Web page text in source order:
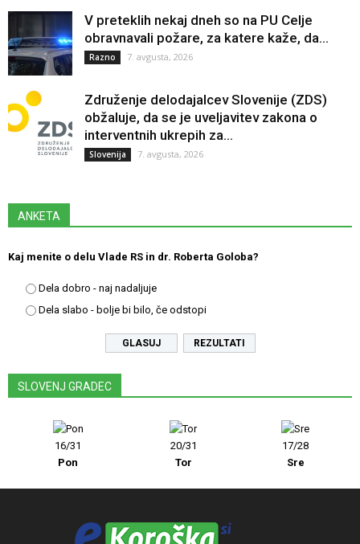
V preteklih nekaj dneh so na PU Celje
obravnavali požare, za katere kaže, da...
Razno 7. avgusta, 2026
Združenje delodajalcev Slovenije (ZDS)
obžaluje, da se je uveljavitev zakona o
interventnih ukrepih za...
Slovenija 7. avgusta, 2026
ANKETA
Kaj menite o delu Vlade RS in dr. Roberta Goloba?
Dela dobro - naj nadaljuje
Dela slabo - bolje bi bilo, če odstopi
REZULTATI
SLOVENJ GRADEC
16/31
Pon
20/31
Tor
17/28
Sre